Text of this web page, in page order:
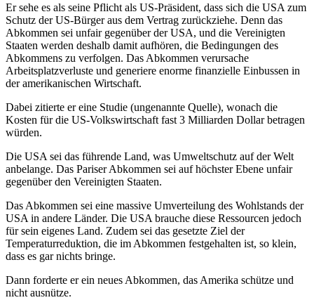
Er sehe es als seine Pflicht als US-Präsident, dass sich die USA zum
Schutz der US-Bürger aus dem Vertrag zurückziehe. Denn das
Abkommen sei unfair gegenüber der USA, und die Vereinigten
Staaten werden deshalb damit aufhören, die Bedingungen des
Abkommens zu verfolgen. Das Abkommen verursache
Arbeitsplatzverluste und generiere enorme finanzielle Einbussen in
der amerikanischen Wirtschaft.
Dabei zitierte er eine Studie (ungenannte Quelle), wonach die
Kosten für die US-Volkswirtschaft fast 3 Milliarden Dollar betragen
würden.
Die USA sei das führende Land, was Umweltschutz auf der Welt
anbelange. Das Pariser Abkommen sei auf höchster Ebene unfair
gegenüber den Vereinigten Staaten.
Das Abkommen sei eine massive Umverteilung des Wohlstands der
USA in andere Länder. Die USA brauche diese Ressourcen jedoch
für sein eigenes Land. Zudem sei das gesetzte Ziel der
Temperaturreduktion, die im Abkommen festgehalten ist, so klein,
dass es gar nichts bringe.
Dann forderte er ein neues Abkommen, das Amerika schütze und
nicht ausnütze.